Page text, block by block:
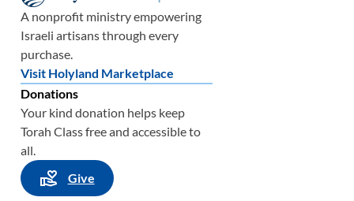
على
يكن
إذًا،
ثم،
A nonprofit ministry empowering
Israeli artisans through every
purchase.
Visit Holyland Marketplace
Donations
Your kind donation helps keep
Torah Class free and accessible to
all.
Give